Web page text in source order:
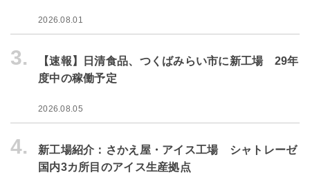
2026.08.01
3.
【速報】日清食品、つくばみらい市に新工場 29年
度中の稼働予定
2026.08.05
4.
新工場紹介：さかえ屋・アイス工場 シャトレーゼ
国内3カ所目のアイス生産拠点